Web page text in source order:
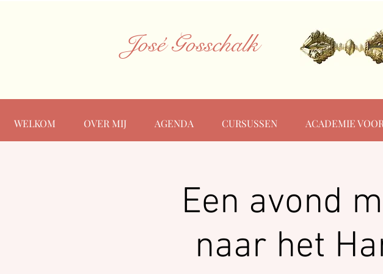
José Gosschalk
WELKOM OVER MIJ AGENDA CURSUSSEN ACADEMIE
Een avond
naar het